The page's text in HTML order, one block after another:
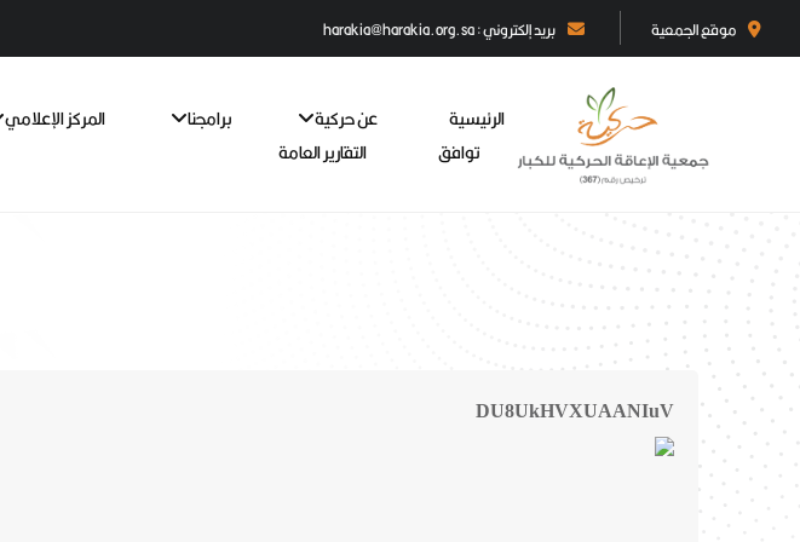
موقع الجمعية بريد إلكتروني : harakia@harakia.org.sa
الرئيسية عن حركية برامجنا المركز الإعلامي
توافق
التقارير العامة
DU8UkHVXUAANIuV